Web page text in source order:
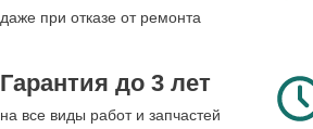
даже при отказе от ремонта
Гарантия до 3 лет
на все виды работ и запчастей